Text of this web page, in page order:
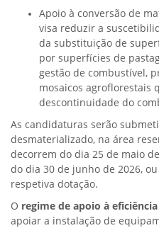
Apoio à conversão de
visa reduzir a
da substituição de
por superfícies de
gestão de combustível,
mosaicos agroflorestais
descontinuidade do
As candidaturas serão
desmaterializado, na área
decorrem do dia 25 de maio
do dia 30 de junho de 2026,
respetiva dotação.
O regime de apoio à
apoiar a instalação de